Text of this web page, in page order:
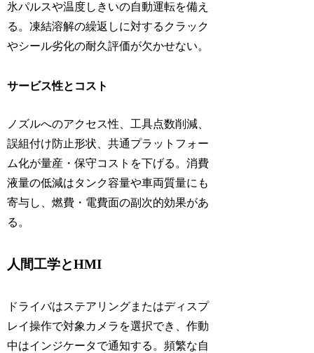
氷パルスや温度しきいの自動運転を備え
る。凍結溶解の繰返しに対するクラック
やシール劣化の耐久評価が欠かせない。
サービス性とコスト
ノズルへのアクセス性、工具点数削減、
誤組付け防止形状、共通プラットフォー
ム化が量産・保守コストを下げる。消費
液量の低減はタンク容量や車両質量にも
寄与し、燃費・電費面の副次的効果があ
る。
人間工学とHMI
ドライバはステアリングまたはディスプ
レイ操作で対象カメラを選択でき、作動
中はインジケータで通知する。頻繁な自